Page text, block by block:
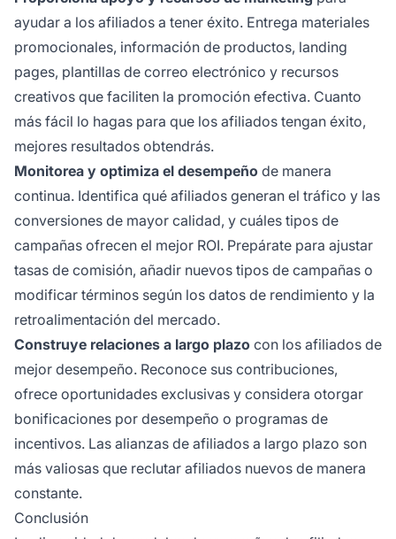
ayudar a los afiliados a tener éxito. Entrega materiales
promocionales, información de productos, landing
pages, plantillas de correo electrónico y recursos
creativos que faciliten la promoción efectiva. Cuanto
más fácil lo hagas para que los afiliados tengan éxito,
mejores resultados obtendrás.
Monitorea y optimiza el desempeño de manera
continua. Identifica qué afiliados generan el tráfico y las
conversiones de mayor calidad, y cuáles tipos de
campañas ofrecen el mejor ROI. Prepárate para ajustar
tasas de comisión, añadir nuevos tipos de campañas o
modificar términos según los datos de rendimiento y la
retroalimentación del mercado.
Construye relaciones a largo plazo con los afiliados de
mejor desempeño. Reconoce sus contribuciones,
ofrece oportunidades exclusivas y considera otorgar
bonificaciones por desempeño o programas de
incentivos. Las alianzas de afiliados a largo plazo son
más valiosas que reclutar afiliados nuevos de manera
constante.
Conclusión